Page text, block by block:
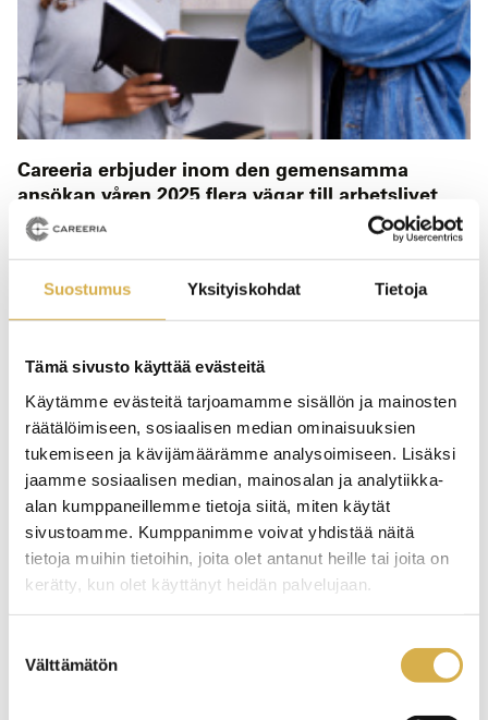
Suostumus Yksityiskohdat Tietoja
Tämä sivusto käyttää evästeitä
Käytämme evästeitä tarjoamamme sisällön ja mainosten
räätälöimiseen, sosiaalisen median ominaisuuksien
tukemiseen ja kävijämäärämme analysoimiseen. Lisäksi
jaamme sosiaalisen median, mainosalan ja analytiikka-
alan kumppaneillemme tietoja siitä, miten käytät
sivustoamme. Kumppanimme voivat yhdistää näitä
tietoja muihin tietoihin, joita olet antanut heille tai joita on
kerätty, kun olet käyttänyt heidän palvelujaan.
valinta
Välttämätön
Careeria erbjuder inom den gemensamma
ansökan våren 2025 flera vägar till arbetslivet
och fortsatta studier
21.1.2022 NYHET
Careeria erbjuder i den gemensamma ansökan